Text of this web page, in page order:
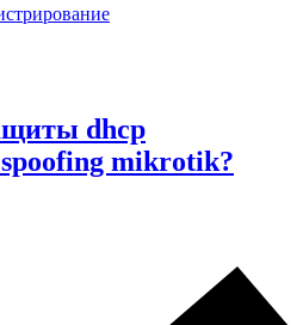
dhcp
mikrotik?